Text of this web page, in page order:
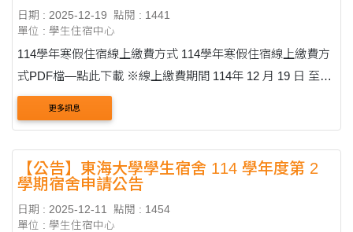
日期 : 2025-12-19
點閱 : 1441
單位 : 學生住宿中心
114學年寒假住宿線上繳費方式 114學年寒假住宿線上繳費方
式PDF檔—點此下載 ※線上繳費期間 114年 12 月 19 日 至
114 年 12 月 25 日 15:30 請同學務必於此期限內進行繳費。
步驟一：進入學生資訊系統最....
更多訊息
【公告】東海大學學生宿舍 114 學年度第 2
學期宿舍申請公告
日期 : 2025-12-11
點閱 : 1454
單位 : 學生住宿中心